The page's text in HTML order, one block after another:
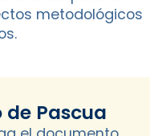
metodológicos
de Pascua